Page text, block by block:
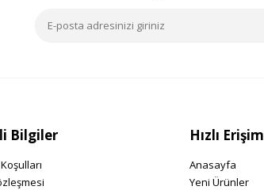
Bilgiler Hızlı Erişim
Anasayfa
Yeni Ürünler